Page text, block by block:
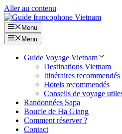
Aller au contenu
Menu
Menu
Guide Voyage Vietnam
Destinations Vietnam
Itinéraires recommendés
Hotels recommendés
Conseils de voyage
Randonnées Sapa
Boucle de Ha Giang
Comment réserver ?
Contact